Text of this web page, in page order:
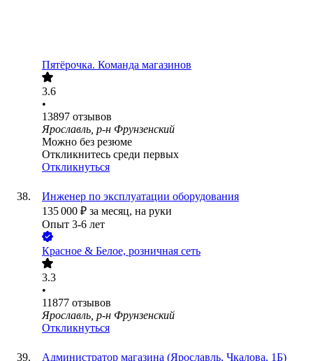
Пятёрочка. Команда магазинов
3.6
•
13897 отзывов
Ярославль, р-н Фрунзенский
Можно без резюме
Откликнитесь среди первых
Откликнуться
Инженер по эксплуатации оборудования
135 000 ₽ за месяц, на руки
Опыт 3-6 лет
Красное & Белое, розничная сеть
3.3
•
11877 отзывов
Ярославль, р-н Фрунзенский
Откликнуться
Администратор магазина (Ярославль, Чкалова, 1Б)